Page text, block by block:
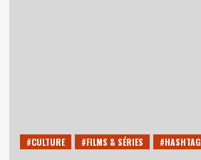
#CULTURE #FILMS & SÉRIES #HASHTAG